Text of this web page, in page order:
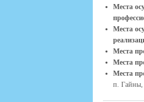
Места
Места
Места
Места
Места
п. Гайны,